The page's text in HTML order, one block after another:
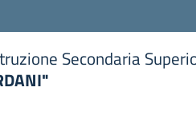
Secondaria